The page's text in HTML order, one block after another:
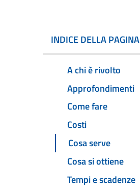
INDICE DELLA PAGINA
A chi è rivolto
Approfondimenti
Come fare
Costi
Cosa serve
Cosa si ottiene
Tempi e scadenze